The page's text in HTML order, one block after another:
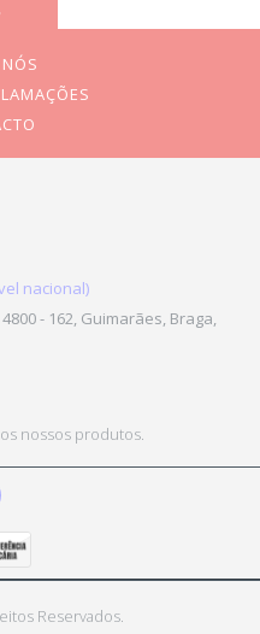
nacional)
- 162, Guimarães, Braga,
nossos produtos.
Reservados.